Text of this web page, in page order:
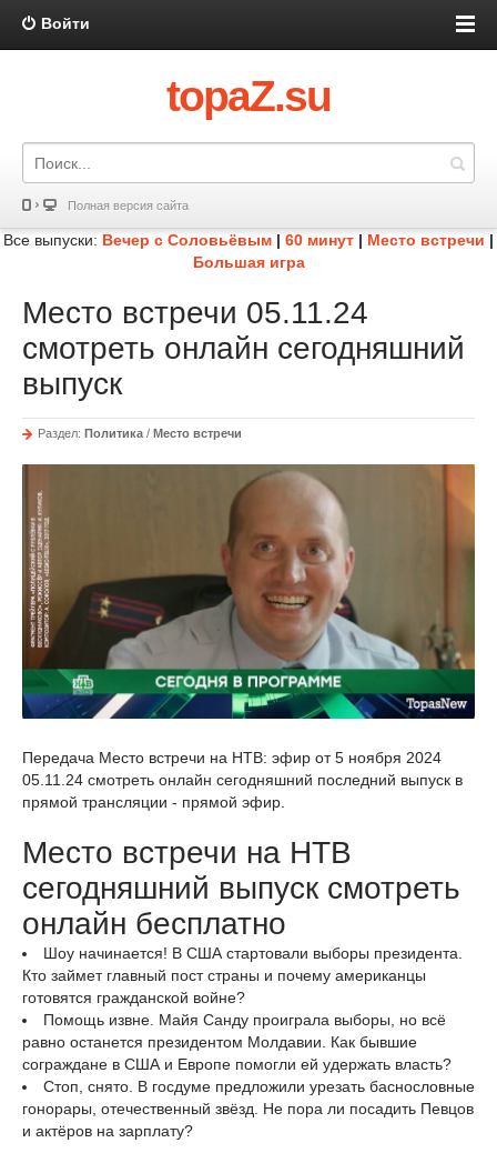
Войти
topaZ.su
Полная версия сайта
Все выпуски: Вечер с Соловьёвым | 60 минут | Место встречи |
Большая игра
Место встречи 05.11.24
смотреть онлайн сегодняшний
выпуск
Раздел: Политика / Место встречи
Передача Место встречи на НТВ: эфир от 5 ноября 2024
05.11.24 смотреть онлайн сегодняшний последний выпуск в
прямой трансляции - прямой эфир.
Место встречи на НТВ
сегодняшний выпуск смотреть
онлайн бесплатно
Шоу начинается! В США стартовали выборы президента.
Кто займет главный пост страны и почему американцы
готовятся гражданской войне?
Помощь извне. Майя Санду проиграла выборы, но всё
равно останется президентом Молдавии. Как бывшие
сограждане в США и Европе помогли ей удержать власть?
Стоп, снято. В госдуме предложили урезать баснословные
гонорары, отечественный звёзд. Не пора ли посадить Певцов
и актёров на зарплату?